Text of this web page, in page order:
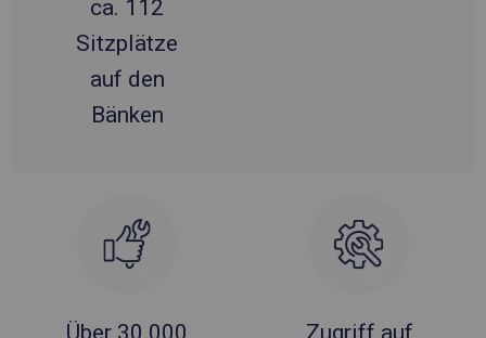
ca. 112
Sitzplätze
auf den
Bänken
Über 30.000
Zugriff auf